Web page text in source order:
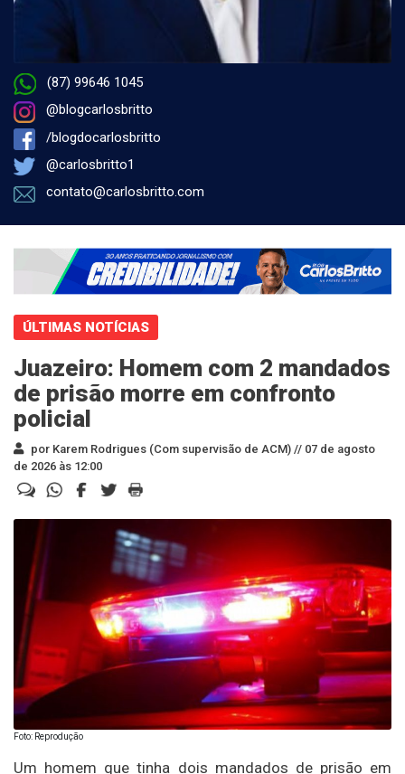
(87) 99646 1045
@blogcarlosbritto
/blogdocarlosbritto
@carlosbritto1
contato@carlosbritto.com
ÚLTIMAS NOTÍCIAS
Juazeiro: Homem com 2 mandados
de prisão morre em confronto
policial
por Karem Rodrigues (Com supervisão de ACM) // 07 de agosto
de 2026 às 12:00
Foto: Reprodução
Um homem que tinha dois mandados de prisão em